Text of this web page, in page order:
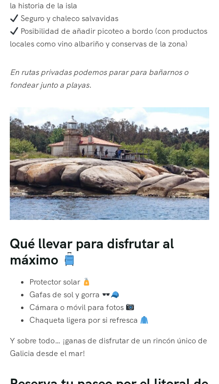
la historia de la isla
Seguro y chaleco salvavidas
Posibilidad de añadir picoteo a bordo (con productos
locales como vino albariño y conservas de la zona)
En rutas privadas podemos parar para bañarnos o
fondear junto a playas.
Qué llevar para disfrutar al
máximo
Protector solar
Gafas de sol y gorra
Cámara o móvil para fotos
Chaqueta ligera por si refresca
Y sobre todo… ¡ganas de disfrutar de un rincón único de
Galicia desde el mar!